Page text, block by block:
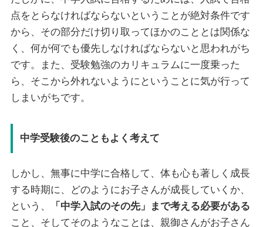
点をとらなければならないということが絶対条件です
から、その部分だけ切り取ってほかのこととは関係な
く、何が何でも優先しなければならないと思われがち
です。また、受験勉強のカリキュラムに一度乗った
ら、そこから外れないようにということに気が行って
しまいがちです。
中学受験後のこともよく考えて
しかし、無事に中学に合格して、体も心も著しく成長
する時期に、どのようにお子さんが成長していくか、
という、
「中学入試のその先」まで考える必要がある
こと、そしてそのようなことは、親御さんがお子さん